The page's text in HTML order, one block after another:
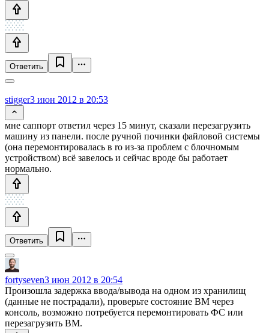
Ответить
stigger3 июн 2012 в 20:53
мне саппорт ответил через 15 минут, сказали перезагрузить
машину из панели. после ручной починки файловой системы
(она перемонтировалась в ro из-за проблем с блочномым
устройством) всё завелось и сейчас вроде бы работает
нормально.
Ответить
fortyseven3 июн 2012 в 20:54
Произошла задержка ввода/вывода на одном из хранилищ
(данные не пострадали), проверьте состояние ВМ через
консоль, возможно потребуется перемонтировать ФС или
перезагрузить ВМ.